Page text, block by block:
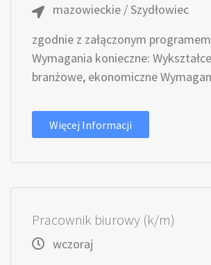
mazowieckie / Szydłowiec
zgodnie z załączonym
Wymagania konieczne:
branżowe, ekonomiczne
Więcej Informacji
Pracownik biurowy (k/m)
wczoraj